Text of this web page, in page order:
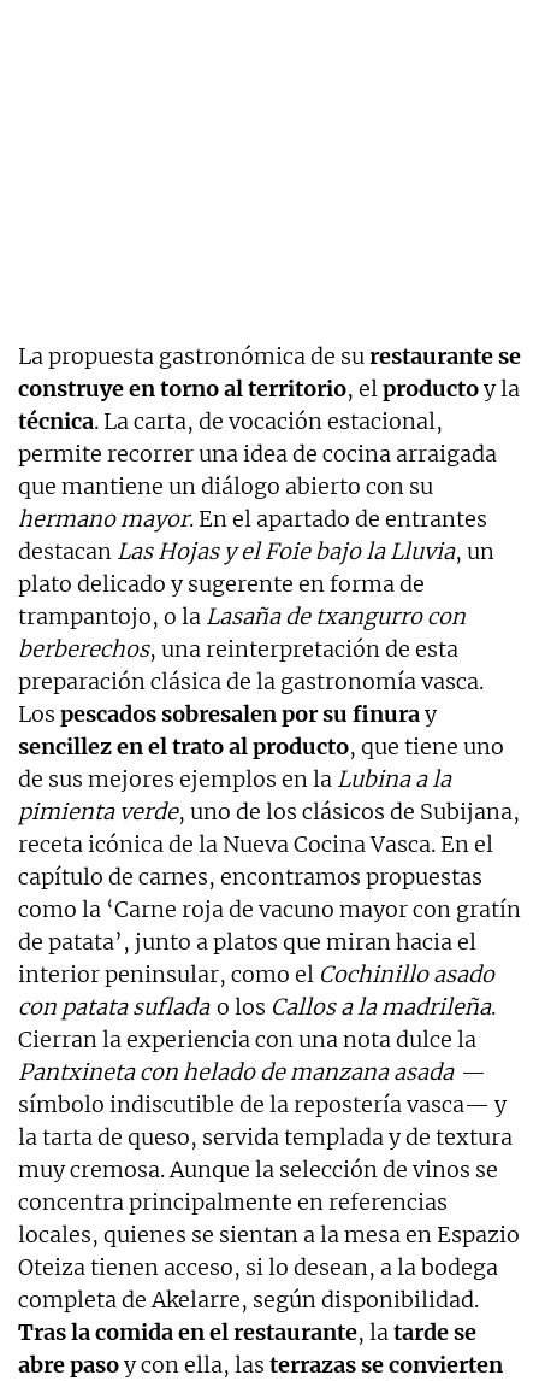
La propuesta gastronómica de surestaurante se
construye en torno al territorio, elproductoy la
técnica. La carta, de vocación estacional,
permite recorrer una idea de cocina arraigada
que mantiene un diálogo abierto con su
hermano mayor. En el apartado de entrantes
destacan Las Hojas y el Foie bajo la Lluvia, un
plato delicado y sugerente en forma de
trampantojo, o la Lasaña de txangurro con
berberechos, una reinterpretación de esta
preparación clásica de la gastronomía vasca.
Los pescados sobresalen por su finuray
sencillez en el trato al producto, que tiene uno
de sus mejores ejemplos en la Lubina a la
pimienta verde, uno de los clásicos de Subijana,
receta icónica de la Nueva Cocina Vasca. En el
capítulo de carnes, encontramos propuestas
como la ‘Carne roja de vacuno mayor con gratín
de patata’, junto a platos que miran hacia el
interior peninsular, como el Cochinillo asado
con patata suflada o los Callos a la madrileña.
Cierran la experiencia con una nota dulce la
Pantxineta con helado de manzana asada —
símbolo indiscutible de la repostería vasca— y
la tarta de queso, servida templada y de textura
muy cremosa. Aunque la selección de vinos se
concentra principalmente en referencias
locales, quienes se sientan a la mesa en Espazio
Oteiza tienen acceso, si lo desean, a la bodega
completa de Akelarre, según disponibilidad.
Tras la comida en el restaurante, latarde se
abre pasoy con ella, las terrazas se convierten